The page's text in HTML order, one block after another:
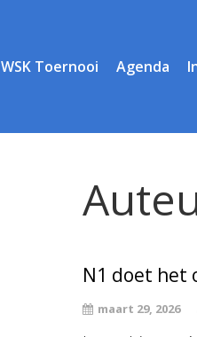
WSK Toernooi Agenda
N1 doet het
maart 29, 2026